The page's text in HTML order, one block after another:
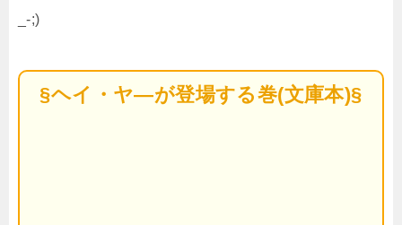
_-;)
§ヘイ・ヤ―が登場する巻(文庫本)§